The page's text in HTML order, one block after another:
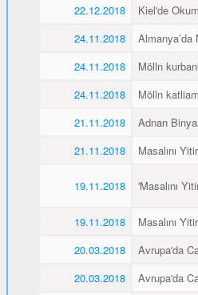
22.12.2018
Kiel'de
24.11.2018
Almanya’da
24.11.2018
Mölln
24.11.2018
Mölln
21.11.2018
Adnan
21.11.2018
Masalını
19.11.2018 'Masalını
19.11.2018
Masalını
20.03.2018
Avrupa'da
20.03.2018
Avrupa'da